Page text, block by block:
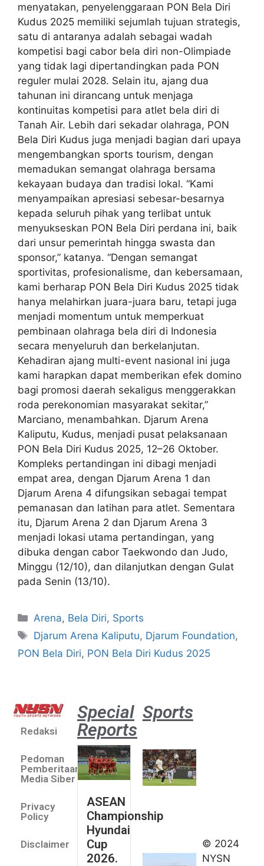
menyatakan, penyelenggaraan PON Bela Diri
Kudus 2025 memiliki sejumlah tujuan strategis,
satu di antaranya adalah sebagai wadah
kompetisi bagi cabor bela diri non-Olimpiade
yang tidak lagi dipertandingkan pada PON
reguler mulai 2028. Selain itu, ajang dua
tahunan ini dirancang untuk menjaga
kontinuitas kompetisi para atlet bela diri di
Tanah Air. Lebih dari sekadar olahraga, PON
Bela Diri Kudus juga menjadi bagian dari upaya
mengembangkan sports tourism, dengan
memadukan semangat olahraga bersama
kekayaan budaya dan tradisi lokal. “Kami
menyampaikan apresiasi sebesar-besarnya
kepada seluruh pihak yang terlibat untuk
menyukseskan PON Bela Diri perdana ini, baik
dari unsur pemerintah hingga swasta dan
sponsor,” katanya. “Dengan semangat
sportivitas, profesionalisme, dan kebersamaan,
kami berharap PON Bela Diri Kudus 2025 tidak
hanya melahirkan juara-juara baru, tetapi juga
menjadi momentum untuk memperkuat
pembinaan olahraga bela diri di Indonesia
secara menyeluruh dan berkelanjutan.
Kehadiran ajang multi-event nasional ini juga
kami harapkan dapat memberikan efek domino
bagi promosi daerah sekaligus menggerakkan
roda perekonomian masyarakat sekitar,”
Marciano, menambahkan. Djarum Arena
Kaliputu, Kudus, menjadi pusat pelaksanaan
PON Bela Diri Kudus 2025, 12–26 Oktober.
Kompleks pertandingan ini dibagi menjadi
empat area, dengan Djarum Arena 1 dan
Djarum Arena 4 difungsikan sebagai tempat
pemanasan dan latihan para atlet. Sementara
itu, Djarum Arena 2 dan Djarum Arena 3
menjadi lokasi utama pertandingan, yang
dibuka dengan cabor Taekwondo dan Judo,
Minggu (12/10), dan dilanjutkan dengan Gulat
pada Senin (13/10).
Arena, Bela Diri, Sports
Djarum Arena Kaliputu, Djarum Foundation,
PON Bela Diri, PON Bela Diri Kudus 2025
Redaksi
Pedoman
Pemberitaan
Media Siber
Privacy
Policy
Disclaimer
Special
Reports
ASEAN
Championship
Hyundai
Cup
2026.
Sports
umum
Kejurnas
© 2024
NYSN